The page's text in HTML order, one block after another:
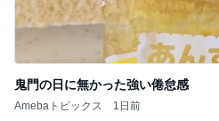
鬼門の日に無かった強い倦怠感
Amebaトピックス 1日前